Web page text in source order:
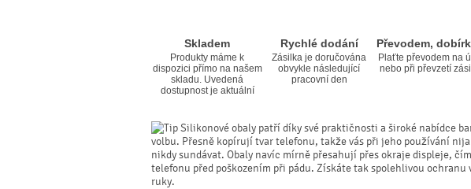
Skladem
Produkty máme k
dispozici přímo na našem
skladu. Uvedená
dostupnost je aktuální
Rychlé dodání
Zásilka je doručována
obvykle následující
pracovní den
Převodem,
Plaťte převodem na
nebo při převzetí
Silikonové obaly patří díky své praktičnosti a široké nabídce
volbu. Přesně kopírují tvar telefonu, takže vás při jeho používání
nikdy sundávat. Obaly navíc mírně přesahují přes okraje displeje,
telefonu před poškozením při pádu. Získáte tak spolehlivou ochranu
ruky.